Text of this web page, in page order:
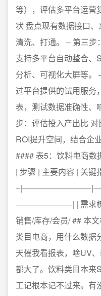
等），评估多平台运营
状 盘点现有数据接口
清洗、打通。 – 第三
支持多平台自动整合、
分析、可视化大屏等。
过平台提供的试用服务
表，测试数据准确性、
步：评估投入产出比
ROI提升空间，结合企
#### 表5：饮料电商数
| 步骤 | 主要内容 | 关
———————| | 需求梳
销售/库存/会员/ ## 本
类目电商，用什么数据
天催我看报表，啥UV
都大了。饮料类目本来
工记根本记不过来。有